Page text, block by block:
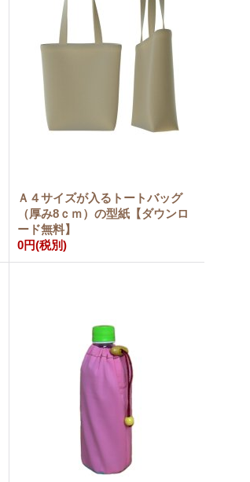
Ａ４サイズが入るトートバッグ
（厚み8ｃｍ）の型紙【ダウンロ
ード無料】
0円(税別)